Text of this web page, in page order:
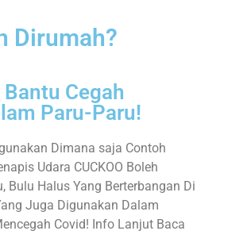
Dirumah?
Cegah
Paru-Paru!
Dimana saja Contoh
Udara CUCKOO Boleh
Bulu Halus Yang Berterbangan Di
Juga Digunakan Dalam
Covid! Info Lanjut Baca